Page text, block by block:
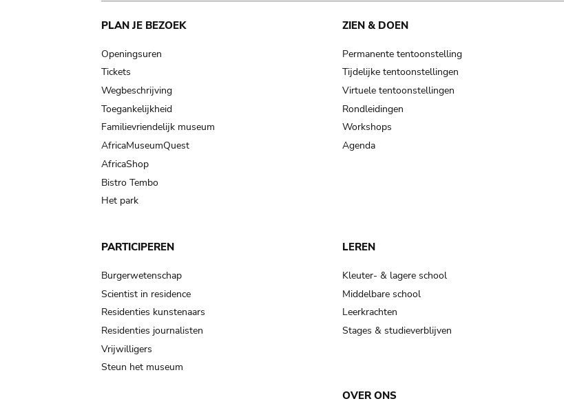
Main
navigation
PLAN JE BEZOEK
Openingsuren
Tickets
Wegbeschrijving
Toegankelijkheid
Familievriendelijk museum
AfricaMuseumQuest
AfricaShop
Bistro Tembo
Het park
ZIEN & DOEN
Permanente tentoonstelling
Tijdelijke tentoonstellingen
Virtuele tentoonstellingen
Rondleidingen
Workshops
Agenda
PARTICIPEREN
Burgerwetenschap
Scientist in residence
Residenties kunstenaars
Residenties journalisten
Vrijwilligers
Steun het museum
LEREN
Kleuter- & lagere school
Middelbare school
Leerkrachten
Stages & studieverblijven
OVER ONS